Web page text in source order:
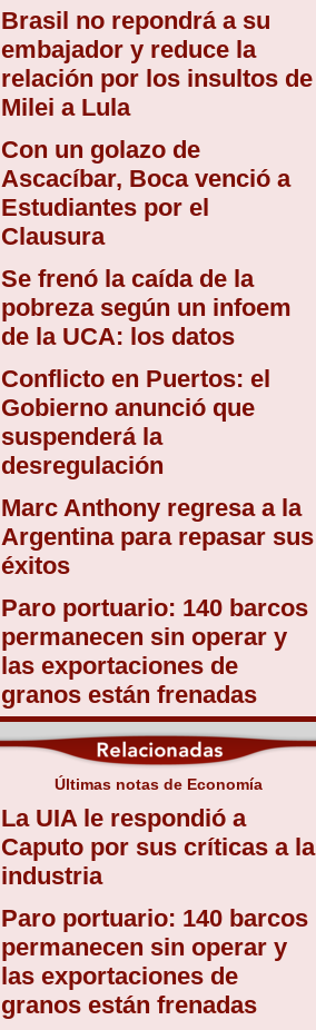
Brasil no repondrá a su
embajador y reduce la
relación por los insultos de
Milei a Lula
Con un golazo de
Ascacíbar, Boca venció a
Estudiantes por el
Clausura
Se frenó la caída de la
pobreza según un infoem
de la UCA: los datos
Conflicto en Puertos: el
Gobierno anunció que
suspenderá la
desregulación
Marc Anthony regresa a la
Argentina para repasar sus
éxitos
Paro portuario: 140 barcos
permanecen sin operar y
las exportaciones de
granos están frenadas
Últimas notas de Economía
La UIA le respondió a
Caputo por sus críticas a la
industria
Paro portuario: 140 barcos
permanecen sin operar y
las exportaciones de
granos están frenadas